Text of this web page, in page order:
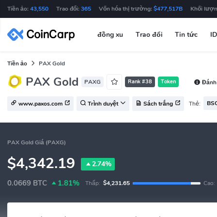
Tiền ảo: 43,550 Trao đổi: 365 Vốn hóa thị trường: $477,517B Khối
đồng xu Trao đổi Tin tức
Tiền ảo PAX Gold
PAX Gold PAXG Rank #38 Token
www.paxos.com Trình duyệt Sách trắng Thẻ:
PAX Gold Giá (PAXG)
$4,342.19 2.74%
0.0669 BTC 1.81% Thấp: $4,231.65 Cao: